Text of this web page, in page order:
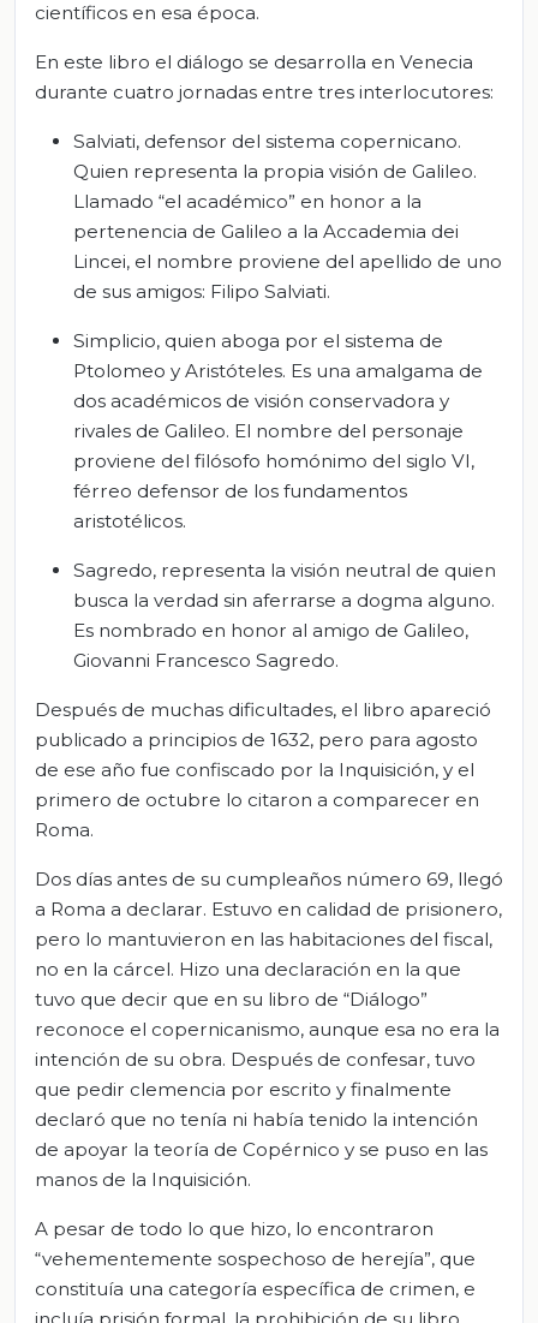
científicos en esa época.
En este libro el diálogo se desarrolla en Venecia
durante cuatro jornadas entre tres interlocutores:
Salviati, defensor del sistema copernicano.
Quien representa la propia visión de Galileo.
Llamado “el académico” en honor a la
pertenencia de Galileo a la Accademia dei
Lincei, el nombre proviene del apellido de uno
de sus amigos: Filipo Salviati.
Simplicio, quien aboga por el sistema de
Ptolomeo y Aristóteles. Es una amalgama de
dos académicos de visión conservadora y
rivales de Galileo. El nombre del personaje
proviene del filósofo homónimo del siglo VI,
férreo defensor de los fundamentos
aristotélicos.
Sagredo, representa la visión neutral de quien
busca la verdad sin aferrarse a dogma alguno.
Es nombrado en honor al amigo de Galileo,
Giovanni Francesco Sagredo.
Después de muchas dificultades, el libro apareció
publicado a principios de 1632, pero para agosto
de ese año fue confiscado por la Inquisición, y el
primero de octubre lo citaron a comparecer en
Roma.
Dos días antes de su cumpleaños número 69, llegó
a Roma a declarar. Estuvo en calidad de prisionero,
pero lo mantuvieron en las habitaciones del fiscal,
no en la cárcel. Hizo una declaración en la que
tuvo que decir que en su libro de “Diálogo”
reconoce el copernicanismo, aunque esa no era la
intención de su obra. Después de confesar, tuvo
que pedir clemencia por escrito y finalmente
declaró que no tenía ni había tenido la intención
de apoyar la teoría de Copérnico y se puso en las
manos de la Inquisición.
A pesar de todo lo que hizo, lo encontraron
“vehementemente sospechoso de herejía”, que
constituía una categoría específica de crimen, e